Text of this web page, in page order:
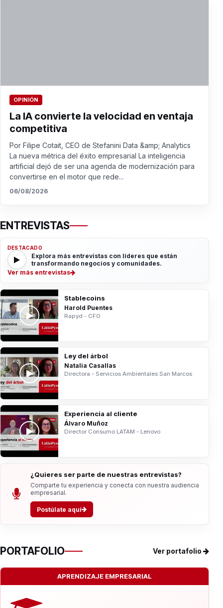
OPINIÓN
La IA convierte la velocidad en ventaja
competitiva
Por Filipe Cotait, CEO de Stefanini Data &amp; Analytics
La nueva métrica del éxito empresarial La inteligencia
artificial dejó de ser una agenda de modernización para
convertirse en el motor que rede...
06/08/2026
ENTREVISTAS
DESTACADO
Explora más entrevistas con líderes que están
transformando negocios y comunidades.
Ver más entrevistas
Stablecoins
Harold Puentes
Rapyd - CFO
Ley del árbol
Natalia Casallas
Directora - Servicios Ambientales San Marcos
Experiencia al cliente
Álvaro Muñoz
Director Consumo LATAM - Lenovo
¿Quieres ser parte de nuestras entrevistas?
Comparte tu experiencia y conecta con nuestra audiencia
empresarial.
Postúlate aquí
PORTAFOLIO Ver portafolio
APRENDIZAJE EMPRESARIAL